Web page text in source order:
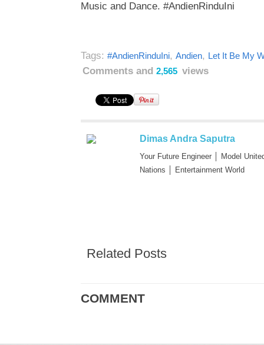
Music and Dance. #AndienRinduIni
Tags: #AndienRinduIni, Andien, Let It Be My
Comments and 2,565 views
Dimas Andra Saputra
Your Future Engineer │ Model
Nations │ Entertainment World
Related Posts
COMMENT